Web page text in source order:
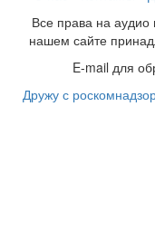
Все права на
нашем сайте
E-mail для
Дружу с